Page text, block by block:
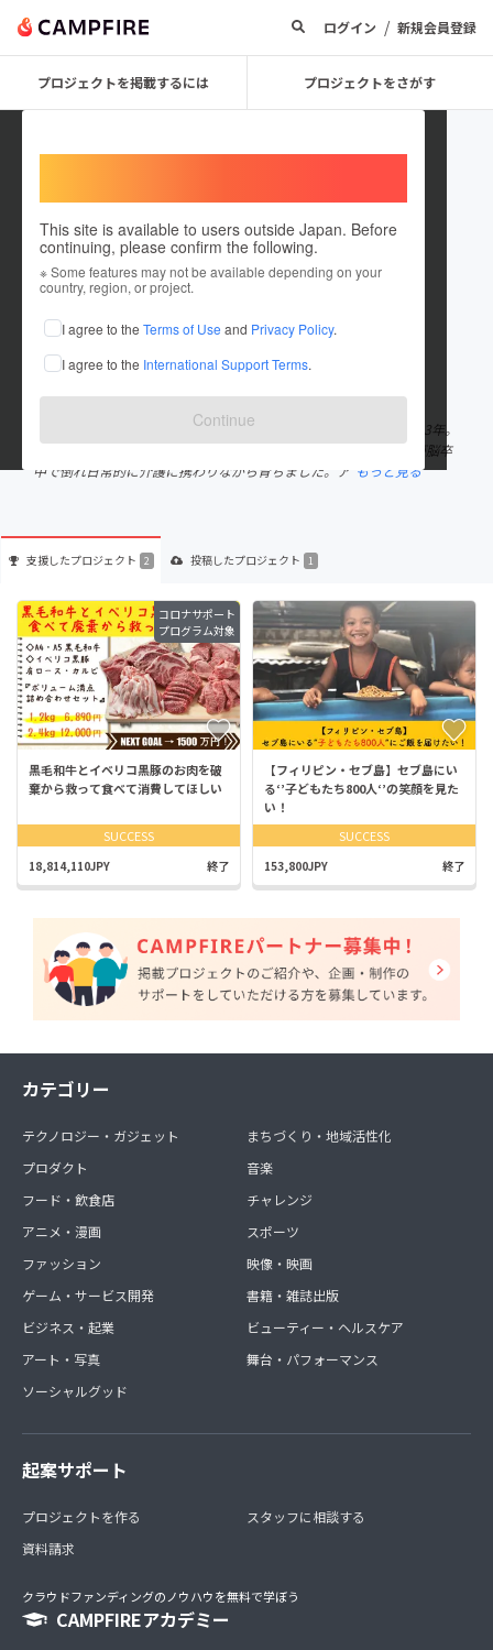
ログイン / 新規会員登録
プロジェクトを掲載するには プロジェクトをさがす
This site is available to users outside Japan. Before
continuing, please confirm the following.
※ Some features may not be available depending on your
country, region, or project.
I agree to the Terms of Use and Privacy Policy.
I agree to the International Support Terms.
Continue
shuchi55
これまでに2回支援して1件のプロジェクトを投稿しています
在住国：日本 現在地：兵庫県
出身国：日本 出身地：兵庫県
介護福祉士、ケアマネージャー、新米キャラバンメイト。介護畑23年。
現在は認知症対応型デイサービスで働いています。 3才の時、父が脳卒
中で倒れ日常的に介護に携わりながら育ちました。ア もっと見る
支援したプロジェクト 2 投稿したプロジェクト 1
コロナサポート
プログラム対象
黒毛和牛とイベリコ黒豚のお肉を破
棄から救って食べて消費してほしい
SUCCESS
18,814,110JPY 終了
【フィリピン・セブ島】セブ島にい
る‘’子どもたち800人‘’の笑顔を見た
い！
SUCCESS
153,800JPY 終了
カテゴリー
テクノロジー・ガジェット
プロダクト
フード・飲食店
アニメ・漫画
ファッション
ゲーム・サービス開発
ビジネス・起業
アート・写真
ソーシャルグッド
まちづくり・地域活性化
音楽
チャレンジ
スポーツ
映像・映画
書籍・雑誌出版
ビューティー・ヘルスケア
舞台・パフォーマンス
起案サポート
プロジェクトを作る
資料請求
スタッフに相談する
クラウドファンディングのノウハウを無料で学ぼう
CAMPFIREアカデミー